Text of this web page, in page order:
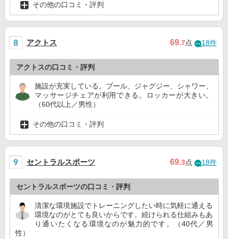
その他の口コミ・評判
アクトス 69.7点 18件
アクトスの口コミ・評判
施設が充実している。プール、ジャグジー、シャワー、
マッサージチェアが利用できる。ロッカーが大きい。
（60代以上／男性）
その他の口コミ・評判
セントラルスポーツ 69.3点 18件
セントラルスポーツの口コミ・評判
清潔な環境施設でトレーニングしたい時に気軽に通える
環境なのがとても良いからです。続けられる仕組みもあ
り通いたくなる環境なのが魅力的です。（40代／男
性）